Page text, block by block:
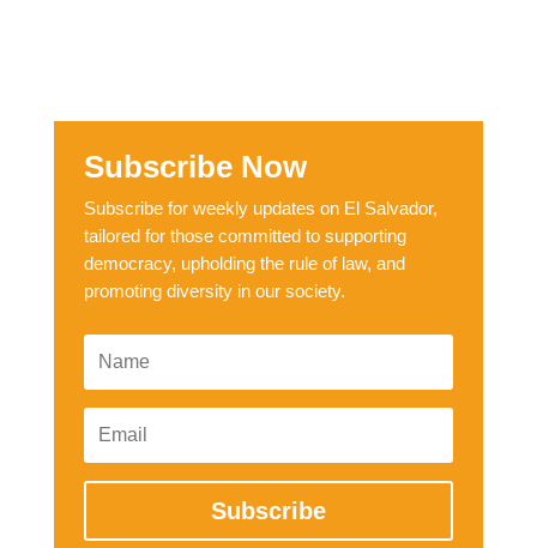
Subscribe Now
Subscribe for weekly updates on El Salvador,
tailored for those committed to supporting
democracy, upholding the rule of law, and
promoting diversity in our society.
Subscribe